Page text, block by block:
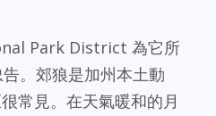
Park District 為它所
。郊狼是加州本土動
常見。在天氣暖和的月